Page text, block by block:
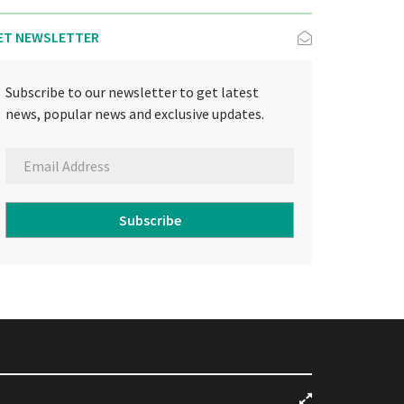
NEWSLETTER
Subscribe to our newsletter to get latest
news, popular news and exclusive updates.
Subscribe